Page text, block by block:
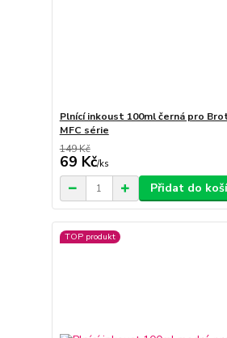
Plnící inkoust 100ml černá pro
MFC série
149 Kč
69 Kč/ks
Přidat do
TOP produkt